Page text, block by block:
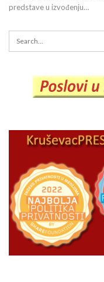
predstave u izvođenju…